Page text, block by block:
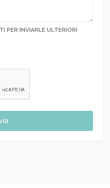
PER INVIARLE ULTERIORI